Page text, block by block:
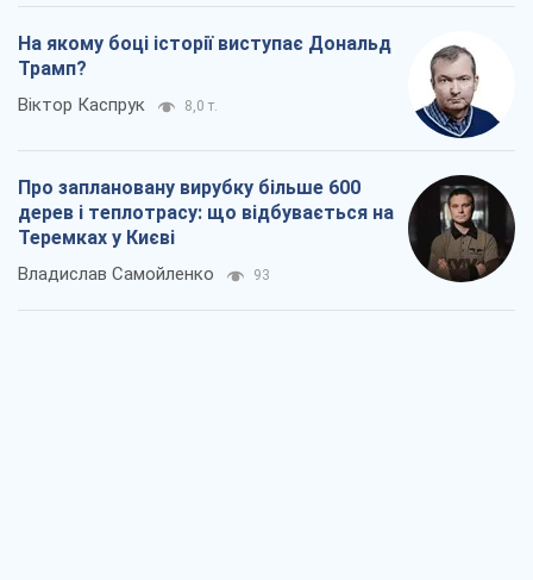
На якому боці історії виступає Дональд
Трамп?
Віктор Каспрук 8,0 т.
Про заплановану вирубку більше 600
дерев і теплотрасу: що відбувається на
Теремках у Києві
Владислав Самойленко 93